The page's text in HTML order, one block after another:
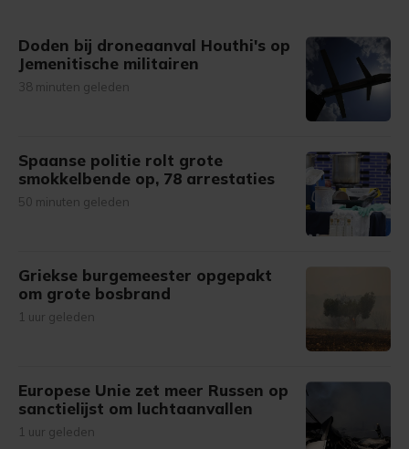
Doden bij droneaanval Houthi's op
Jemenitische militairen
38 minuten geleden
Spaanse politie rolt grote
smokkelbende op, 78 arrestaties
50 minuten geleden
Griekse burgemeester opgepakt
om grote bosbrand
1 uur geleden
Europese Unie zet meer Russen op
sanctielijst om luchtaanvallen
1 uur geleden